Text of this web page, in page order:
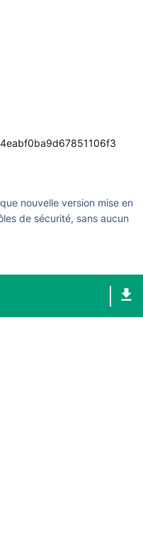
nouvelle version mise en
de sécurité, sans aucun